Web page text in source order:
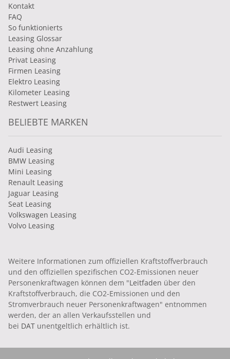
Kontakt
FAQ
So funktionierts
Leasing Glossar
Leasing ohne Anzahlung
Privat Leasing
Firmen Leasing
Elektro Leasing
Kilometer Leasing
Restwert Leasing
BELIEBTE MARKEN
Audi Leasing
BMW Leasing
Mini Leasing
Renault Leasing
Jaguar Leasing
Seat Leasing
Volkswagen Leasing
Volvo Leasing
Weitere Informationen zum offiziellen Kraftstoffverbrauch
und den offiziellen spezifischen CO2-Emissionen neuer
Personenkraftwagen können dem "Leitfaden über den
Kraftstoffverbrauch, die CO2-Emissionen und den
Stromverbrauch neuer Personenkraftwagen" entnommen
werden, der an allen Verkaufsstellen und
bei DAT unentgeltlich erhältlich ist.